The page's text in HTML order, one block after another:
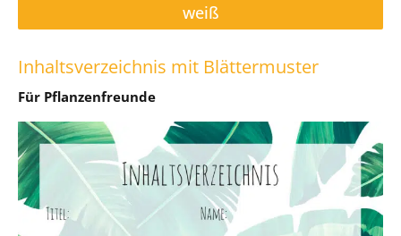
weiß
Inhaltsverzeichnis mit Blättermuster
Für Pflanzenfreunde